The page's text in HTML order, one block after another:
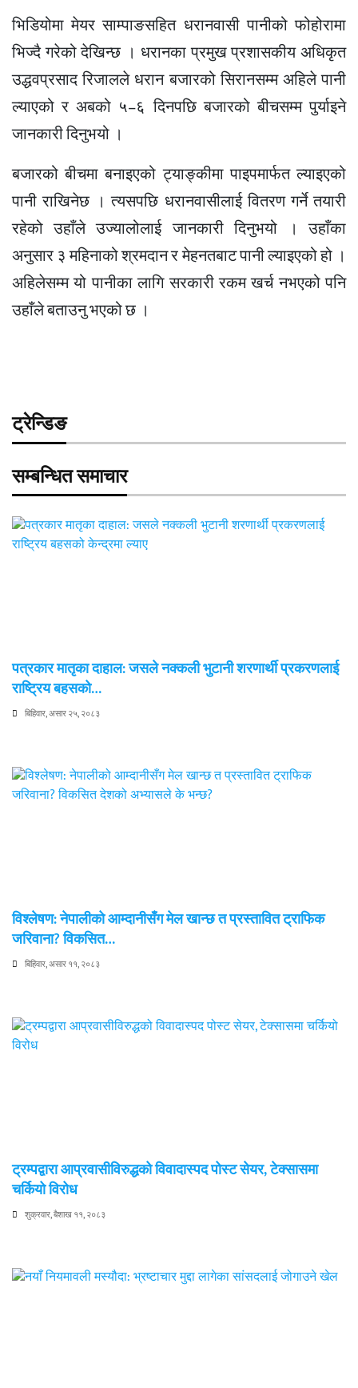
भिडियोमा मेयर साम्पाङसहित धरानवासी पानीको फोहोरामा
भिज्दै गरेको देखिन्छ । धरानका प्रमुख प्रशासकीय अधिकृत
उद्धवप्रसाद रिजालले धरान बजारको सिरानसम्म अहिले पानी
ल्याएको र अबको ५–६ दिनपछि बजारको बीचसम्म पुर्याइने
जानकारी दिनुभयो ।
बजारको बीचमा बनाइएको ट्याङ्कीमा पाइपमार्फत ल्याइएको
पानी राखिनेछ । त्यसपछि धरानवासीलाई वितरण गर्ने तयारी
रहेको उहाँले उज्यालोलाई जानकारी दिनुभयो । उहाँका
अनुसार ३ महिनाको श्रमदान र मेहनतबाट पानी ल्याइएको हो ।
अहिलेसम्म यो पानीका लागि सरकारी रकम खर्च नभएको पनि
उहाँले बताउनु भएको छ ।
ट्रेन्डिङ
सम्बन्धित समाचार
पत्रकार मातृका दाहाल: जसले नक्कली भुटानी शरणार्थी प्रकरणलाई
राष्ट्रिय बहसको…
बिहिवार, असार २५, २०८३
विश्लेषण: नेपालीको आम्दानीसँग मेल खान्छ त प्रस्तावित ट्राफिक
जरिवाना? विकसित…
बिहिवार, असार ११, २०८३
ट्रम्पद्वारा आप्रवासीविरुद्धको विवादास्पद पोस्ट सेयर, टेक्सासमा
चर्कियो विरोध
शुक्रवार, बैशाख ११, २०८३